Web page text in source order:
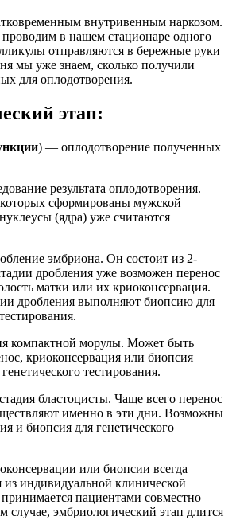
внутривенным наркозом.
в нашем стационаре одного
отправляются в бережные руки
мы уже знаем, сколько получили
для оплодотворения.
этап:
) — оплодотворение полученных
результата оплодотворения.
сформированы мужской
(ядра) уже считаются
эмбриона. Он состоит из 2-
дробления уже возможен перенос
матки или их криоконсервация.
дробления выполняют биопсию для
компактной морулы. Может быть
криоконсервация или биопсия
тестирования.
бластоцисты. Чаще всего перенос
именно в эти дни. Возможны
и биопсия для генетического
или биопсии всегда
из индивидуальной клинической
пациентами совместно
случае, эмбриологический этап длится